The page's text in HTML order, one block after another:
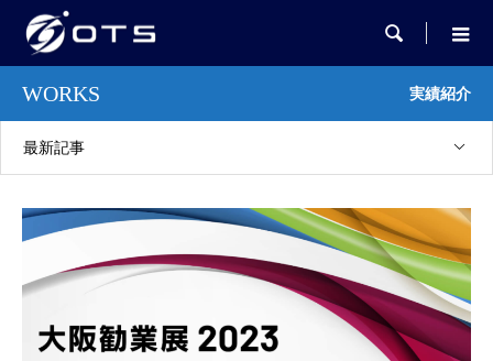

WORKS 実績紹介
最新記事